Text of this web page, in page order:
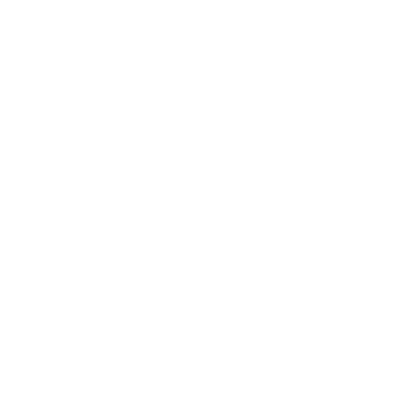
ручка, 3 SDS-
бит этого перфоратора
удара — до 5 300 уд./мин.
Максимальный диаметр
патрон SDS-PLUS позволит
инструмента. Вес модели